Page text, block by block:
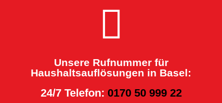
Unsere Rufnummer für
Haushaltsauflösungen in Basel:
24/7 Telefon: 0170 50 999 22